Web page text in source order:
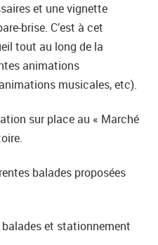
et une vignette
brise. C’est à cet
tout au long de la
animations
musicales, etc).
sur place au « Marché
balades proposées
balades et stationnement